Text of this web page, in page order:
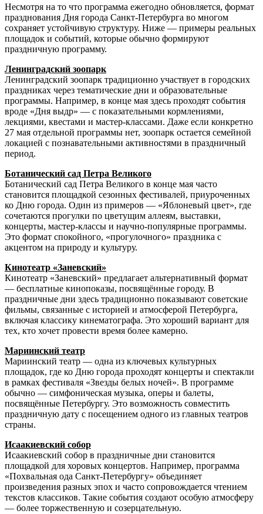
Несмотря на то что программа ежегодно обновляется, формат
празднования Дня города Санкт-Петербурга во многом
сохраняет устойчивую структуру. Ниже — примеры реальных
площадок и событий, которые обычно формируют
праздничную программу.
Ленинградский зоопарк
Ленинградский зоопарк традиционно участвует в городских
праздниках через тематические дни и образовательные
программы. Например, в конце мая здесь проходят события
вроде «Дня выдр» — с показательными кормлениями,
лекциями, квестами и мастер-классами. Даже если конкретно
27 мая отдельной программы нет, зоопарк остается семейной
локацией с познавательными активностями в праздничный
период.
Ботанический сад Петра Великого
Ботанический сад Петра Великого в конце мая часто
становится площадкой сезонных фестивалей, приуроченных
ко Дню города. Один из примеров — «Яблоневый цвет», где
сочетаются прогулки по цветущим аллеям, выставки,
концерты, мастер-классы и научно-популярные программы.
Это формат спокойного, «прогулочного» праздника с
акцентом на природу и культуру.
Кинотеатр «Заневский»
Кинотеатр «Заневский» предлагает альтернативный формат
— бесплатные кинопоказы, посвящённые городу. В
праздничные дни здесь традиционно показывают советские
фильмы, связанные с историей и атмосферой Петербурга,
включая классику кинематографа. Это хороший вариант для
тех, кто хочет провести время более камерно.
Мариинский театр
Мариинский театр — одна из ключевых культурных
площадок, где ко Дню города проходят концерты и спектакли
в рамках фестиваля «Звезды белых ночей». В программе
обычно — симфоническая музыка, оперы и балеты,
посвящённые Петербургу. Это возможность совместить
праздничную дату с посещением одного из главных театров
страны.
Исаакиевский собор
Исаакиевский собор в праздничные дни становится
площадкой для хоровых концертов. Например, программа
«Похвальная ода Санкт-Петербургу» объединяет
произведения разных эпох и часто сопровождается чтением
текстов классиков. Такие события создают особую атмосферу
— более торжественную и созерцательную.